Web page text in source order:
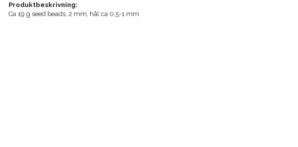
Produktbeskrivning:
Ca 19 g seed beads, 2 mm, hål ca 0,5-1 mm